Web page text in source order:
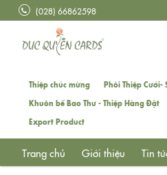
(028) 66862598
Thiệp chúc mừng Phôi Thiệp Cưới-
Khuôn bế Bao Thư - Thiệp Hàng Đặt
Export Product
Trang chủ Giới thiệu Tin